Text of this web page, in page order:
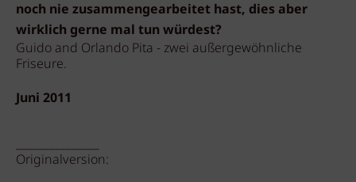
noch nie zusammengearbeitet hast, dies aber
wirklich gerne mal tun würdest?
Guido and Orlando Pita - zwei außergewöhnliche
Friseure.
Juni 2011
_______________
Originalversion: